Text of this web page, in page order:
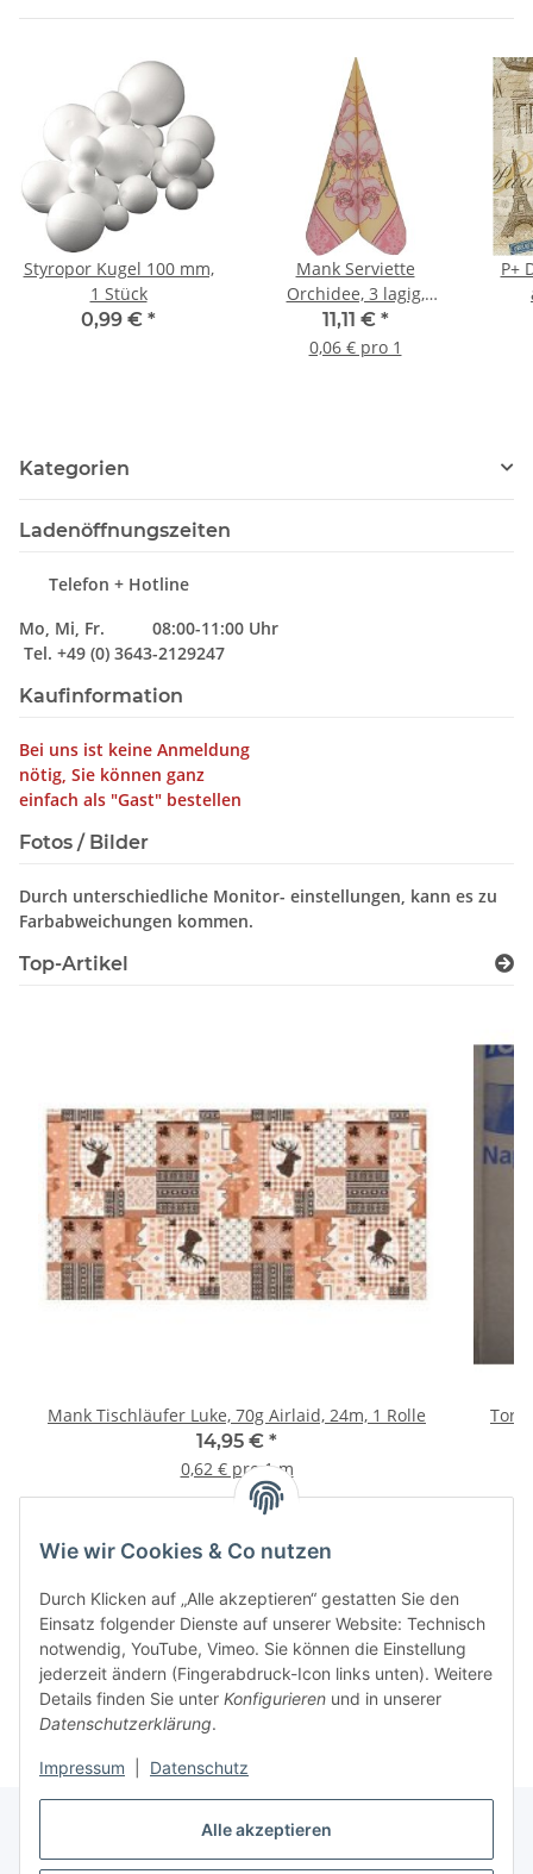
Alle akzeptieren
Wie wir Cookies & Co nutzen
Durch Klicken auf „Alle akzeptieren“ gestatten Sie den
Einsatz folgender Dienste auf unserer Website: Technisch
notwendig, YouTube, Vimeo. Sie können die Einstellung
jederzeit ändern (Fingerabdruck-Icon links unten). Weitere
Details finden Sie unter Konfigurieren und in unserer
Datenschutzerklärung.
Impressum Datenschutz
Styropor Kugel 100 mm,
1 Stück
0,99 € *
Mank Serviette
Orchidee, 3 lagig,
40x40cm, 200 Stück
11,11 € *
0,06 € pro 1
P+
Kategorien
Ladenöffnungszeiten
Telefon + Hotline
Mo, Mi, Fr. 08:00-11:00 Uhr
Tel. +49 (0) 3643-2129247
Kaufinformation
Bei uns ist keine Anmeldung
nötig, Sie können ganz
einfach als "Gast" bestellen
Fotos / Bilder
Durch unterschiedliche Monitor- einstellungen, kann es zu
Farbabweichungen kommen.
Top-Artikel
Mank Tischläufer Luke, 70g Airlaid, 24m, 1 Rolle
14,95 € *
0,62 € pro 1 m
Tork